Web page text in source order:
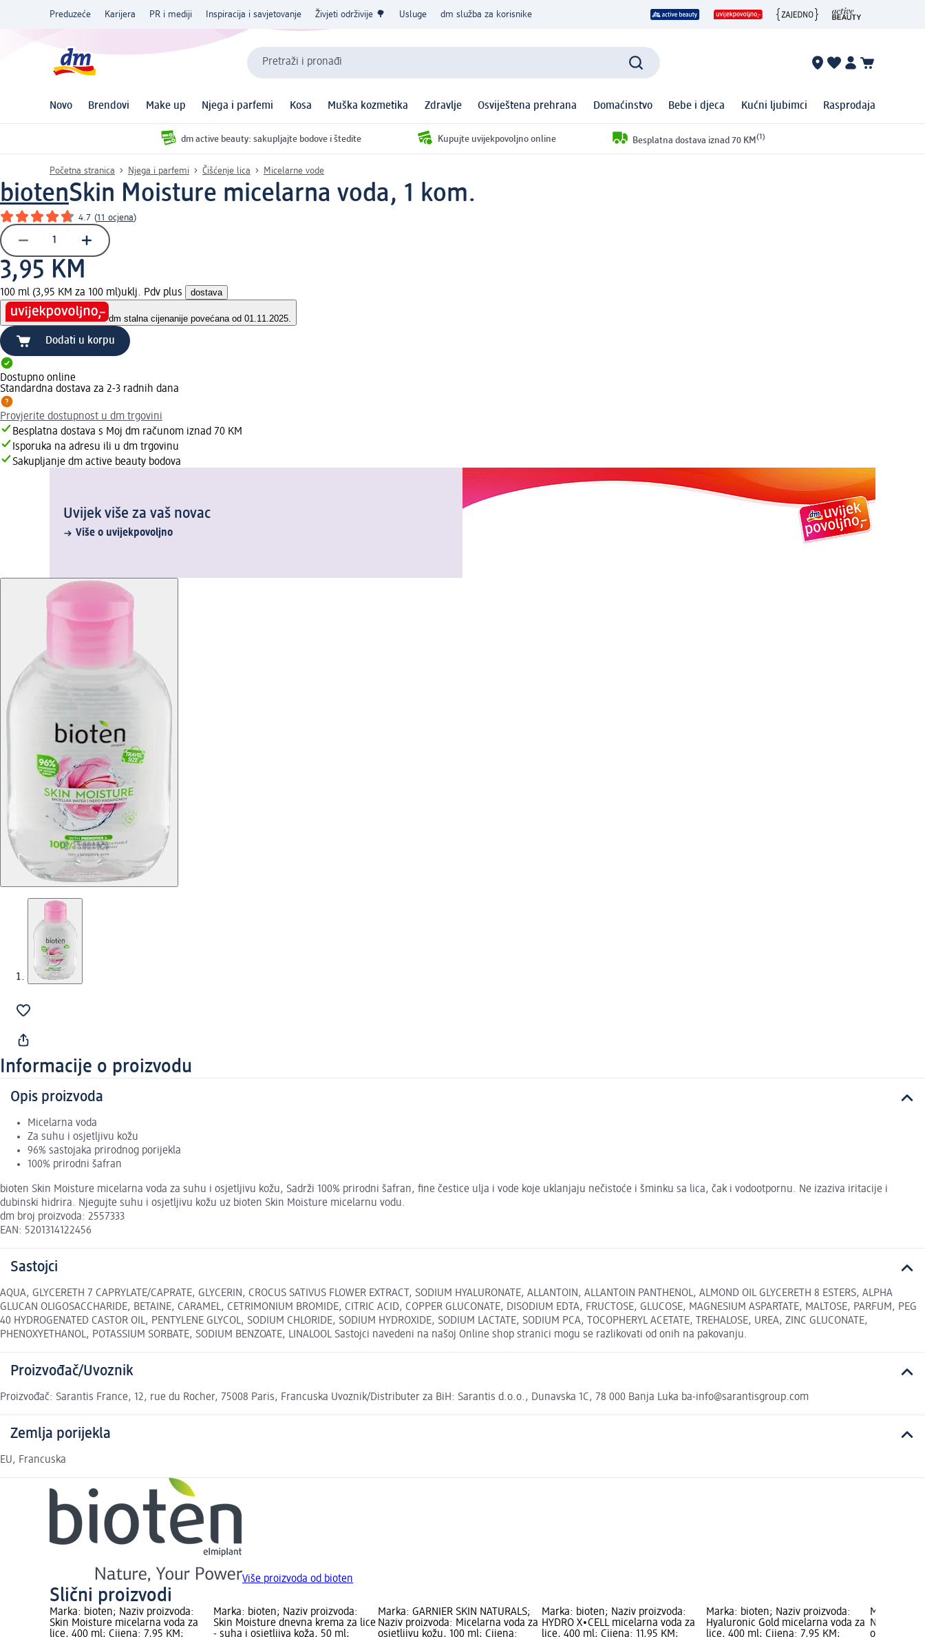
Preduzeće Karijera PR i mediji Inspiracija i savjetovanje Živjeti održivije 🌳 Usluge dm služba za korisnike
Pretraži i pronađi
Novo Brendovi Make up Njega i parfemi Kosa Muška kozmetika Zdravlje Osviještena prehrana Domaćinstvo Bebe i djeca Kućni ljubimci Rasprodaja
dm active beauty: sakupljajte bodove i štedite Kupujte uvijekpovoljno online Besplatna dostava iznad 70 KM (1)
Početna stranica Njega i parfemi Čišćenje lica Micelarne vode
biotenSkin Moisture micelarna voda, 1 kom.
4.7 (11 ocjena)
3,95 KM
100 ml (3,95 KM za 100 ml)uklj. Pdv plus dostava
dm stalna cijenanije povećana od 01.11.2025.
Dodati u korpu
Dostupno online
Standardna dostava za 2-3 radnih dana
Provjerite dostupnost u dm trgovini
Besplatna dostava s Moj dm računom iznad 70 KM
Isporuka na adresu ili u dm trgovinu
Sakupljanje dm active beauty bodova
Uvijek više za vaš novac
Više o uvijekpovoljno
Informacije o proizvodu
Opis proizvoda
Micelarna voda
Za suhu i osjetljivu kožu
96% sastojaka prirodnog porijekla
100% prirodni šafran
bioten Skin Moisture micelarna voda za suhu i osjetljivu kožu, Sadrži 100% prirodni šafran, fine čestice ulja i vode koje uklanjaju nečistoće i šminku sa lica, čak i vodootpornu. Ne izaziva iritacije i
dubinski hidrira. Njegujte suhu i osjetljivu kožu uz bioten Skin Moisture micelarnu vodu.
dm broj proizvoda: 2557333
EAN: 5201314122456
Sastojci
AQUA, GLYCERETH 7 CAPRYLATE/CAPRATE, GLYCERIN, CROCUS SATIVUS FLOWER EXTRACT, SODIUM HYALURONATE, ALLANTOIN, ALLANTOIN PANTHENOL, ALMOND OIL GLYCERETH 8 ESTERS, ALPHA
GLUCAN OLIGOSACCHARIDE, BETAINE, CARAMEL, CETRIMONIUM BROMIDE, CITRIC ACID, COPPER GLUCONATE, DISODIUM EDTA, FRUCTOSE, GLUCOSE, MAGNESIUM ASPARTATE, MALTOSE, PARFUM, PEG
40 HYDROGENATED CASTOR OIL, PENTYLENE GLYCOL, SODIUM CHLORIDE, SODIUM HYDROXIDE, SODIUM LACTATE, SODIUM PCA, TOCOPHERYL ACETATE, TREHALOSE, UREA, ZINC GLUCONATE,
PHENOXYETHANOL, POTASSIUM SORBATE, SODIUM BENZOATE, LINALOOL Sastojci navedeni na našoj Online shop stranici mogu se razlikovati od onih na pakovanju.
Proizvođač/Uvoznik
Proizvođač: Sarantis France, 12, rue du Rocher, 75008 Paris, Francuska Uvoznik/Distributer za BiH: Sarantis d.o.o., Dunavska 1C, 78 000 Banja Luka ba-info@sarantisgroup.com
Zemlja porijekla
EU, Francuska
Više proizvoda od bioten
Slični proizvodi
Marka: bioten; Naziv proizvoda:
Skin Moisture micelarna voda za
lice, 400 ml; Cijena: 7,95 KM;
Marka: bioten; Naziv proizvoda:
Skin Moisture dnevna krema za lice
- suha i osjetljiva koža, 50 ml;
Marka: GARNIER SKIN NATURALS;
Naziv proizvoda: Micelarna voda za
osjetljivu kožu, 100 ml; Cijena:
Marka: bioten; Naziv proizvoda:
HYDRO X∙CELL micelarna voda za
lice, 400 ml; Cijena: 11,95 KM;
Marka: bioten; Naziv proizvoda:
Hyaluronic Gold micelarna voda za
lice, 400 ml; Cijena: 7,95 KM;
Marka:
Naziv
osjetljivu